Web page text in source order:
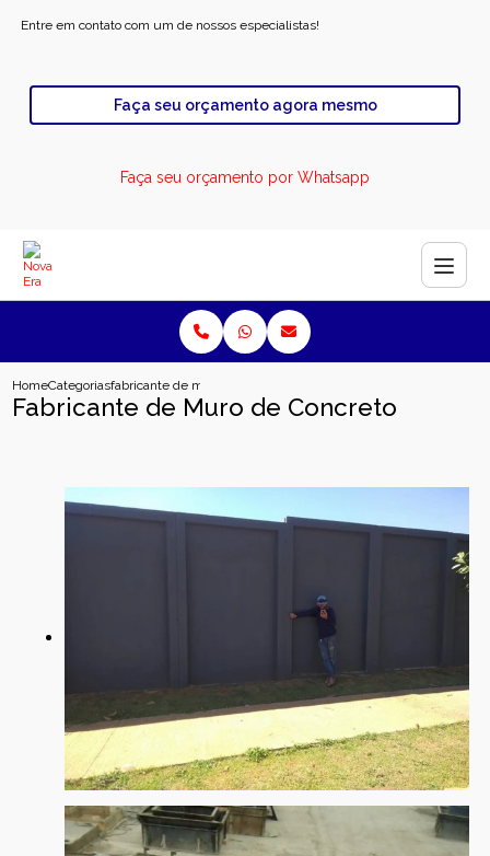
Entre em contato com um de nossos especialistas!
Faça seu orçamento agora mesmo
Faça seu orçamento por Whatsapp
HomeCategoriasfabricante de muro de concreto
Fabricante de Muro de Concreto